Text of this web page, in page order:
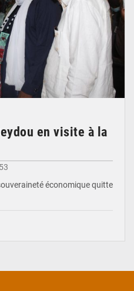
en visite à la
économique quitte